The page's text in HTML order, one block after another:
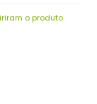
o produto